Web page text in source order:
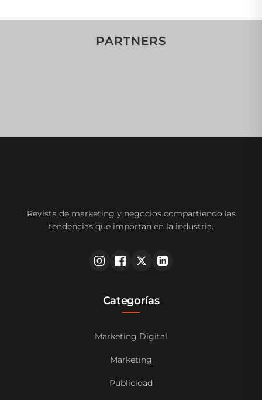
PARTNERS
Revista de marketing y negocios compartiendo las
tendencias que importan en la industria.
Categorías
Marketing Digital
Marketing
Publicidad